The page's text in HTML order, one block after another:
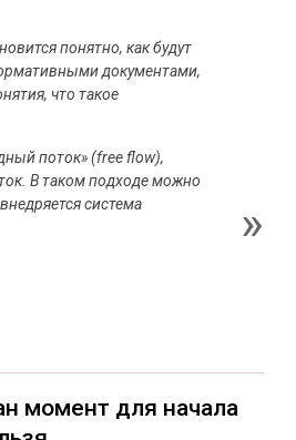
понятно, как будут
документами,
что такое
поток» (free flow),
В таком подходе можно
система
момент для начала